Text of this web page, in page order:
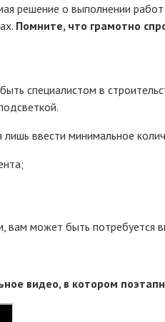
решение о выполнении
Помните, что грамотно
специалистом в
лишь ввести минимальное
может быть потребуется
видео, в котором